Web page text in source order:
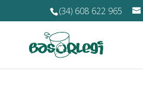
(34) 608 622 965